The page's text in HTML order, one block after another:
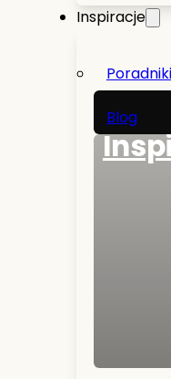
Inspiracje
Poradniki
Blog